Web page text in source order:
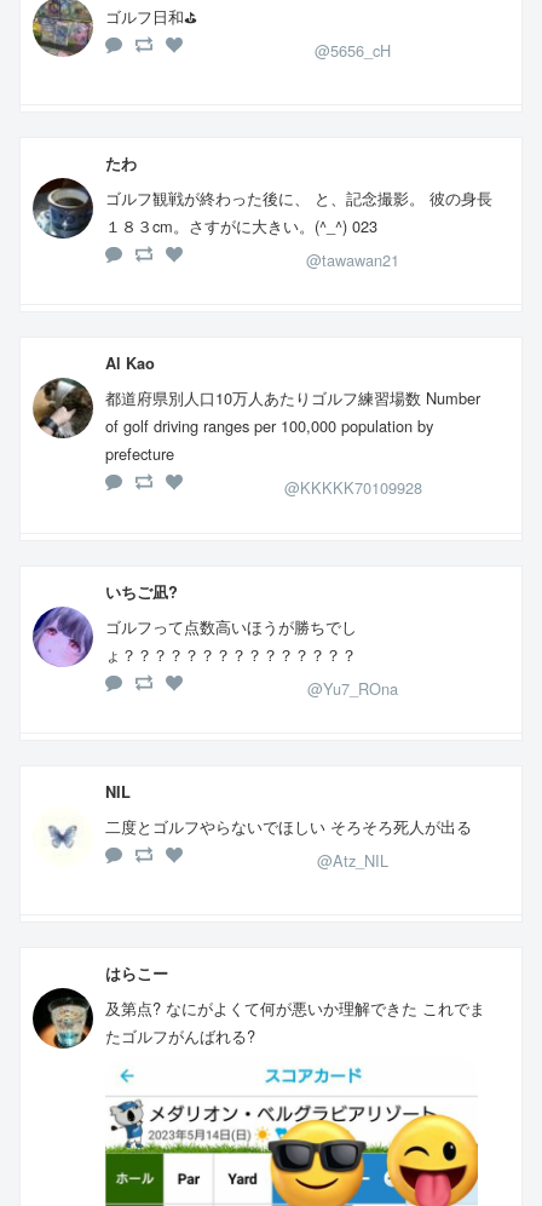
ゴルフ日和⛳️
@5656_cH
たわ
ゴルフ観戦が終わった後に、 と、記念撮影。 彼の身長
１８３cm。さすがに大きい。(^_^) 023
@tawawan21
Al Kao
都道府県別人口10万人あたりゴルフ練習場数 Number
of golf driving ranges per 100,000 population by
prefecture
@KKKKK70109928
いちご凪?
ゴルフって点数高いほうが勝ちでし
ょ？？？？？？？？？？？？？？？
@Yu7_ROna
NIL
二度とゴルフやらないでほしい そろそろ死人が出る
@Atz_NIL
はらこー
及第点? なにがよくて何が悪いか理解できた これでま
たゴルフがんばれる?